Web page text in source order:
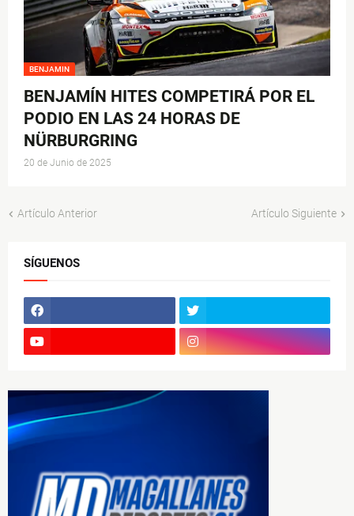
BENJAMIN
BENJAMÍN HITES COMPETIRÁ POR EL
PODIO EN LAS 24 HORAS DE
NÜRBURGRING
20 de Junio de 2025
Artículo Anterior Artículo Siguiente
SÍGUENOS